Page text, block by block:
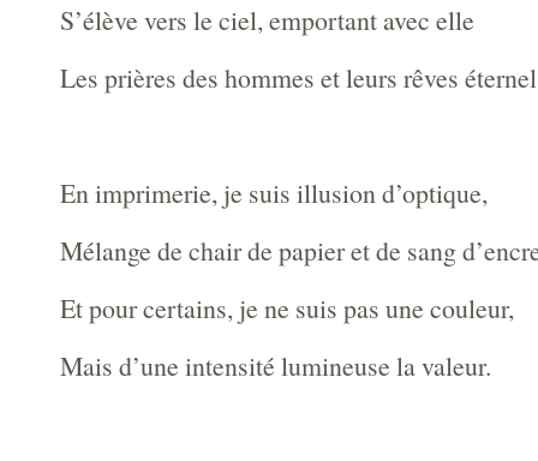
S’élève vers le ciel, emportant avec elle
Les prières des hommes et leurs rêves
En imprimerie, je suis illusion d’optique,
Mélange de chair de papier et de sang
Et pour certains, je ne suis pas une couleur,
Mais d’une intensité lumineuse la valeur.